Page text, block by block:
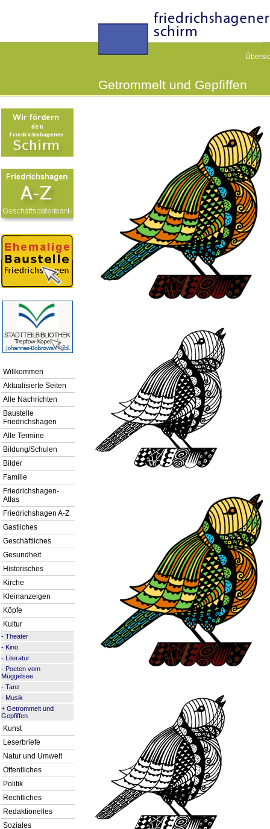
Getrommelt und Gepfiffen
Willkommen
Aktualisierte Seiten
Alle Nachrichten
Baustelle
Friedrichshagen
Alle Termine
Bildung/Schulen
Bilder
Familie
Friedrichshagen-
Atlas
Friedrichshagen A-Z
Gastliches
Geschäftliches
Gesundheit
Historisches
Kirche
Kleinanzeigen
Köpfe
Kultur
- Theater
- Kino
- Literatur
- Poeten vom
Müggelsee
- Tanz
- Musik
+ Getrommelt und
Gepfiffen
Kunst
Leserbriefe
Natur und Umwelt
Öffentliches
Politik
Rechtliches
Redaktionelles
Soziales